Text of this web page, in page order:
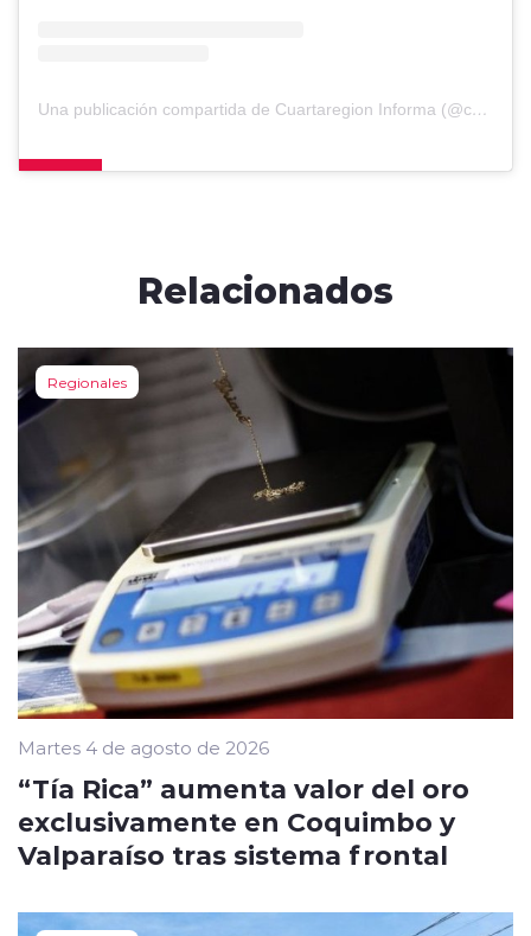
Una publicación compartida de Cuartaregion Informa (@cuartaregioninforma)
Relacionados
Regionales
Martes 4 de agosto de 2026
“Tía Rica” aumenta valor del oro
exclusivamente en Coquimbo y
Valparaíso tras sistema frontal